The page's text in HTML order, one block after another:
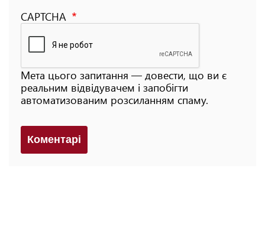
CAPTCHA
Мета цього запитання — довести, що ви є
реальним відвідувачем і запобігти
автоматизованим розсиланням спаму.
Коментарi